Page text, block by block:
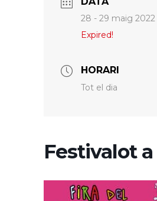
28 - 29 maig 2022
Expired!
HORARI
Tot el dia
Festivalot